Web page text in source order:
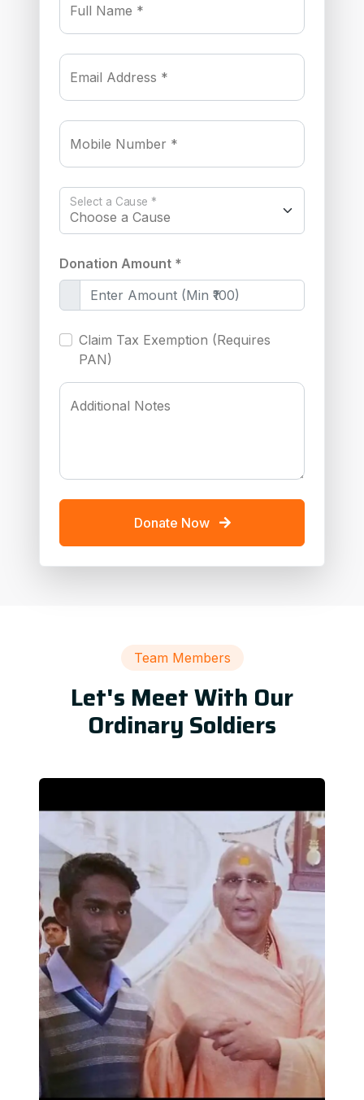
Full Name *
Email Address *
Mobile Number *
Select a Cause *
Donation Amount *
Claim Tax Exemption (Requires
PAN)
Additional Notes
Donate Now
Team Members
Let's Meet With Our
Ordinary Soldiers